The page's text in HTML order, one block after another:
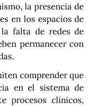
la presencia de
en los espacios de
falta de redes de
permanecer con
comprender que
en el sistema de
procesos clínicos,